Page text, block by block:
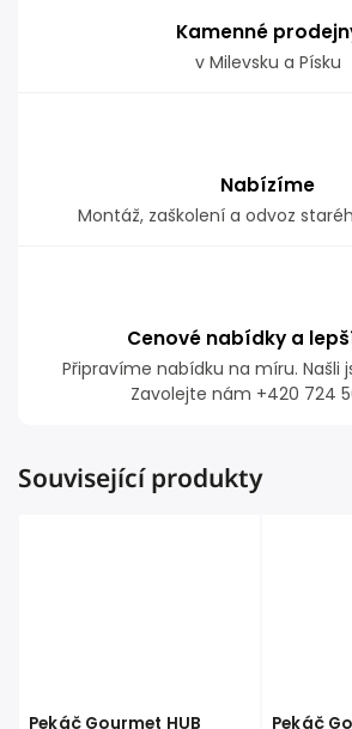
Kamenné
v Milevsku a Písku
Nabízíme
Montáž, zaškolení a odvoz
Cenové nabídky a
Připravíme nabídku na míru. Našli
Zavolejte nám +420 724
Související produkty
Pekáč Gourmet HUB
Pekáč